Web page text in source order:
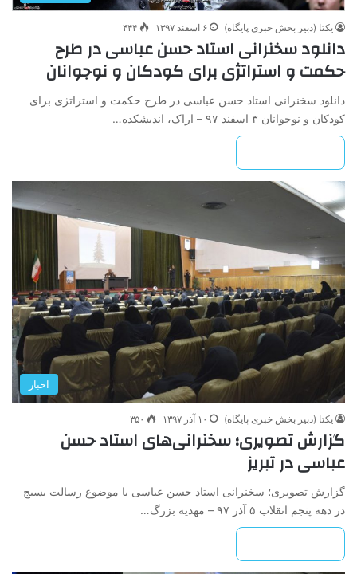
یکتا (دبیر بخش خبری پایگاه) ۶ اسفند ۱۳۹۷ ۴۴۴
دانلود سخنرانی استاد حسن عباسی در طرح‌
حکمت‌ و‌ استراتژی‌ برای‌ کودکان‌ و‌ نوجوانان
دانلود سخنرانی استاد حسن عباسی در طرح‌ حکمت‌ و‌ استراتژی‌ برای‌
کودکان‌ و‌ نوجوانان ۳ اسفند ۹۷ – اراک، اندیشکده…
اخبار
یکتا (دبیر بخش خبری پایگاه) ۱۰ آذر ۱۳۹۷ ۳۵۰
گزارش تصویری؛ سخنرانی‌های استاد حسن
عباسی در تبریز
گزارش تصویری؛ سخنرانی استاد حسن عباسی با موضوع رسالت بسیج
در دهه پنجم انقلاب ۵ آذر ۹۷ – مهدیه بزرگ…